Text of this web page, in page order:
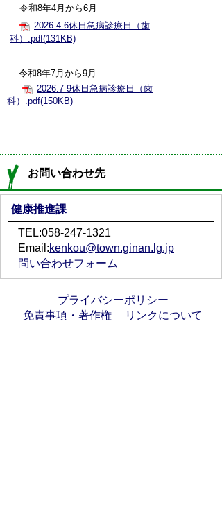
令和8年4月から6月
2026.4-6休日急病診療日（歯
科）.pdf(131KB)
令和8年7月から9月
2026.7-9休日急病診療日（歯
科）.pdf(150KB)
お問い合わせ先
健康推進課
TEL:058-247-1321
Email:kenkou@town.ginan.lg.jp
問い合わせフォーム
プライバシーポリシー
免責事項・著作権
リンクについて